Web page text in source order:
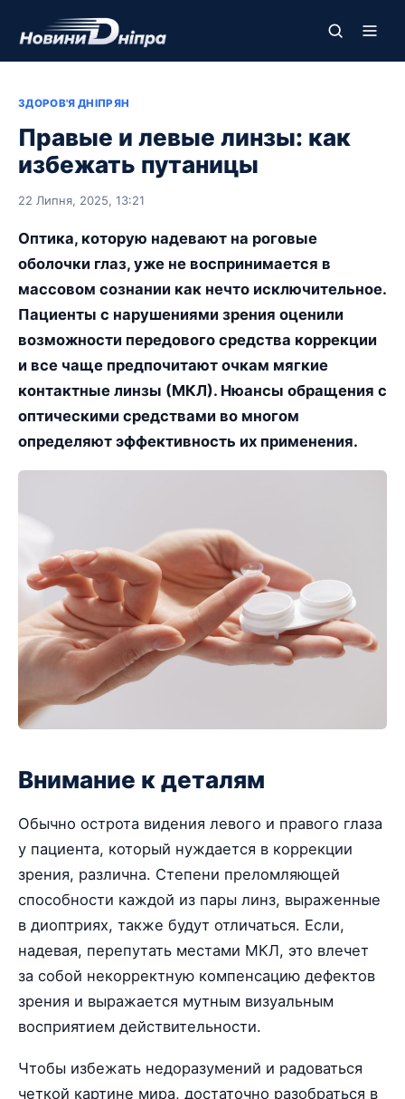
ЗДОРОВ'Я ДНІПРЯН
Правые и левые линзы: как
избежать путаницы
22 Липня, 2025, 13:21
Оптика, которую надевают на роговые
оболочки глаз, уже не воспринимается в
массовом сознании как нечто исключительное.
Пациенты с нарушениями зрения оценили
возможности передового средства коррекции
и все чаще предпочитают очкам мягкие
контактные линзы (МКЛ). Нюансы обращения с
оптическими средствами во многом
определяют эффективность их применения.
Внимание к деталям
Обычно острота видения левого и правого глаза
у пациента, который нуждается в коррекции
зрения, различна. Степени преломляющей
способности каждой из пары линз, выраженные
в диоптриях, также будут отличаться. Если,
надевая, перепутать местами МКЛ, это влечет
за собой некорректную компенсацию дефектов
зрения и выражается мутным визуальным
восприятием действительности.
Чтобы избежать недоразумений и радоваться
четкой картине мира, достаточно разобраться в